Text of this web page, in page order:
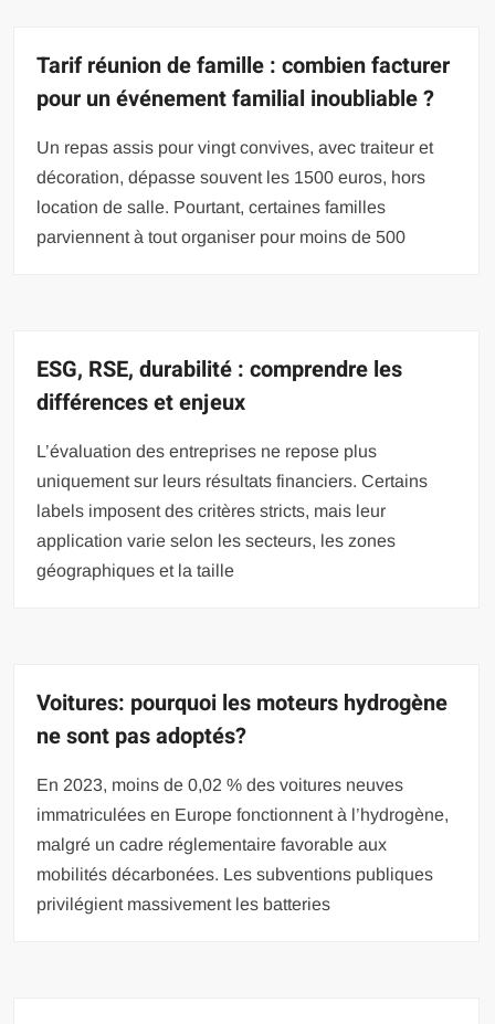
Tarif réunion de famille : combien facturer
pour un événement familial inoubliable ?
Un repas assis pour vingt convives, avec traiteur et
décoration, dépasse souvent les 1500 euros, hors
location de salle. Pourtant, certaines familles
parviennent à tout organiser pour moins de 500
ESG, RSE, durabilité : comprendre les
différences et enjeux
L’évaluation des entreprises ne repose plus
uniquement sur leurs résultats financiers. Certains
labels imposent des critères stricts, mais leur
application varie selon les secteurs, les zones
géographiques et la taille
Voitures: pourquoi les moteurs hydrogène
ne sont pas adoptés?
En 2023, moins de 0,02 % des voitures neuves
immatriculées en Europe fonctionnent à l’hydrogène,
malgré un cadre réglementaire favorable aux
mobilités décarbonées. Les subventions publiques
privilégient massivement les batteries